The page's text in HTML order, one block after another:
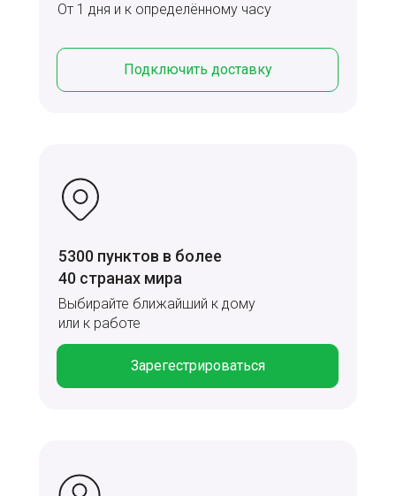
От 1 дня и к определённому часу
Подключить доставку
5300 пунктов в более
40 странах мира
Зарегестрироваться
Выбирайте ближайший к дому
или к работе